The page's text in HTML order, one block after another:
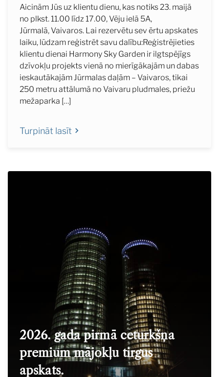
Aicinām Jūs uz klientu dienu, kas notiks 23. maijā
no plkst. 11.00 līdz 17.00, Vēju ielā 5A,
Jūrmalā, Vaivaros. Lai rezervētu sev ērtu apskates
laiku, lūdzam reģistrēt savu dalību:Reģistrējieties
klientu dienai Harmony Sky Garden ir ilgtspējīgs
dzīvokļu projekts vienā no mierīgākajām un dabas
ieskautākajām Jūrmalas daļām – Vaivaros, tikai
250 metru attālumā no Vaivaru pludmales, priežu
mežaparka […]
Turpināt lasīt
2026. gada pirmā ceturkšņa
premium mājokļu tirgus
apskats.